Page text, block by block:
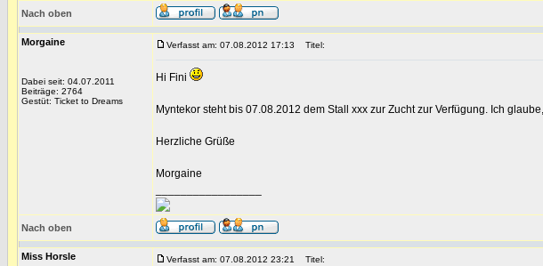
Nach oben
Morgaine
Dabei seit: 04.07.2011
Beiträge: 2764
Gestüt: Ticket to Dreams
Verfasst am: 07.08.2012 17:13 Titel:
Hi Fini
Myntekor steht bis 07.08.2012 dem Stall xxx zur Zucht zur Verfügung. Ich
Herzliche Grüße
Morgaine
Nach oben
Miss Horsle Verfasst am: 07.08.2012 23:21 Titel: